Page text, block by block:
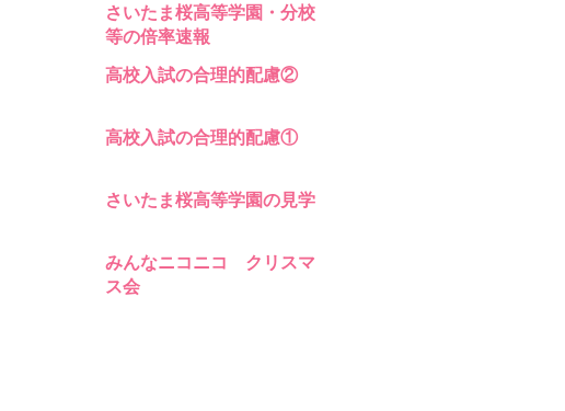
さいたま桜高等学園・分校
等の倍率速報
高校入試の合理的配慮②
高校入試の合理的配慮①
さいたま桜高等学園の見学
みんなニコニコ クリスマ
ス会